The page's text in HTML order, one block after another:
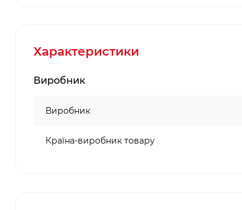
Характеристики
Виробник
Виробник
Країна-виробник товару